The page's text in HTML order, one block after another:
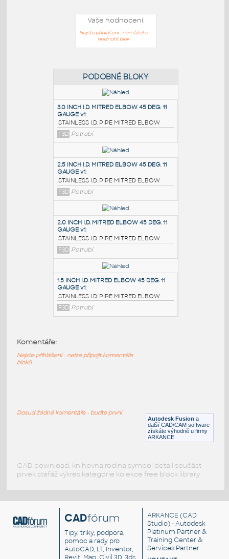
Vaše hodnocení:
Nejste přihlášeni - nemůžete
hodnotit blok
PODOBNÉ BLOKY
3.0 INCH I.D. MITRED ELBOW 45 DEG. 11
GAUGE v1
STAINLESS I.D. PIPE MITRED ELBOW
F3D Potrubí
2.5 INCH I.D. MITRED ELBOW 45 DEG. 11
STAINLESS I.D. PIPE MITRED ELBOW
F3D Potrubí
F3D Potrubí
STAINLESS I.D. PIPE MITRED ELBOW
Autodesk Fusion a
další CAD/CAM software
získáte výhodně u firmy
ARKANCE
Komentáře:
Nejste přihlášeni - nelze připojit komentáře
bloků
Dosud žádné komentáře - buďte první
CAD download: knihovna rodina symbol detail součást
prvek stafáž výkres kategorie kolekce free block library
CADfórum
Tipy, triky, podpora,
pomoc a rady pro
AutoCAD, LT, Inventor,
ARKANCE (CAD
Studio) - Autodesk
Platinum Partner &
Training Center &
Services Partner